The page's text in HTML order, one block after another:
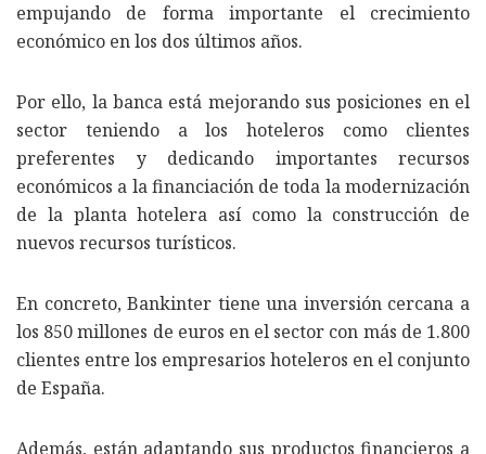
empujando de forma importante el crecimiento
económico en los dos últimos años.
Por ello, la banca está mejorando sus posiciones en el
sector teniendo a los hoteleros como clientes
preferentes y dedicando importantes recursos
económicos a la financiación de toda la modernización
de la planta hotelera así como la construcción de
nuevos recursos turísticos.
En concreto, Bankinter tiene una inversión cercana a
los 850 millones de euros en el sector con más de 1.800
clientes entre los empresarios hoteleros en el conjunto
de España.
Además, están adaptando sus productos financieros a